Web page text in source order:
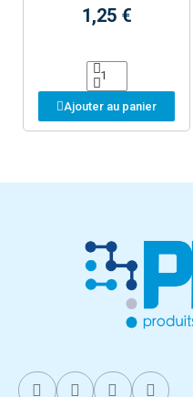
1,25 €
Ajouter au panier